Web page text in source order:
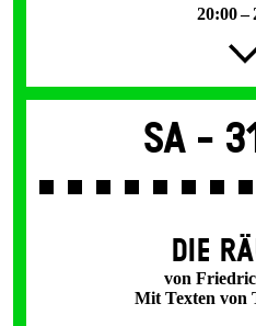
20:00 –
Sa -
DIE
von
Mit Texten von